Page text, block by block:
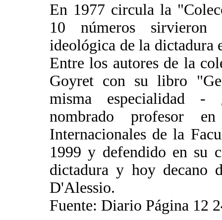
En 1977 circula la
10 números sirvieron
ideológica de la dictadura
Entre los autores de la
Goyret con su libro
misma especialidad -
nombrado profesor
Internacionales de la
1999 y defendido en su
dictadura y hoy decano
D'Alessio.
Fuente: Diario Página 12